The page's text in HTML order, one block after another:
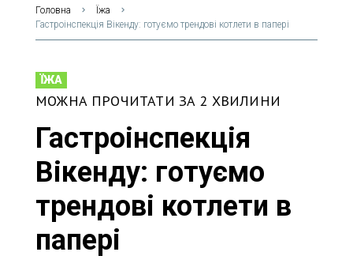
Головна
Їжа
Гастроінспекція Вікенду: готуємо трендові котлети в папері
ЇЖА
МОЖНА ПРОЧИТАТИ ЗА 2 ХВИЛИНИ
Гастроінспекція
Вікенду: готуємо
трендові котлети в
папері